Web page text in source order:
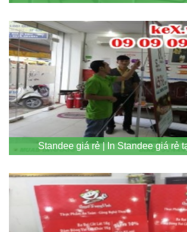
Standee giá rẻ | In Standee giá rẻ